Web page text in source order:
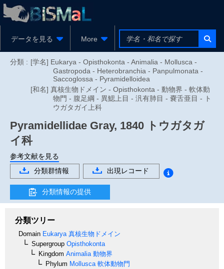
データを見る More
分類 : [学名] Eukarya - Opisthokonta - Animalia - Mollusca -
Gastropoda - Heterobranchia - Panpulmonata -
Saccoglossa - Pyramidelloidea
[和名] 真核生物ドメイン - Opisthokonta - 動物界 - 軟体動
物門 - 腹足綱 - 異鰓上目 - 汎有肺目 - 嚢舌亜目 - ト
ウガタガイ上科
Pyramidellidae Gray, 1840 トウガタガ
イ科
参考文献を見る
分類群情報
出現レコード
分類情報の提供
分類ツリー
Domain Eukarya 真核生物ドメイン
Supergroup Opisthokonta
Kingdom Animalia 動物界
Phylum Mollusca 軟体動物門